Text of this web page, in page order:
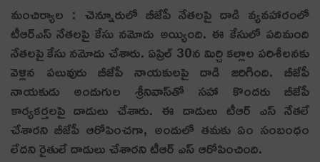
మంచిర్యాల : చెన్నూరులో బీజేపీ నేత‌ల‌పై దాడి వ్య‌వ‌హారంలో
టీఆర్ఎస్ నేత‌ల‌పై కేసు న‌మోదు అయ్యింది. ఈ కేసులో ప‌దిమంది
నేత‌ల‌పై కేసు న‌మోదు చేశారు. ఏప్రిల్ 30న మిర్చి క‌ల్లాల ప‌రిశీల‌న‌కు
వెళ్లిన ప‌లువురు బీజేపీ నాయకుల‌పై దాడి జ‌రిగింది. బీజేపీ
నాయ‌కుడు అందుగుల శ్రీ‌నివాస్‌తో స‌హా కొంద‌రు బీజేపీ
కార్య‌క‌ర్త‌ల‌పై దాడులు చేశారు. ఈ దాడులు టీఆర్ ఎస్ నేత‌లే
చేశార‌ని బీజేపీ ఆరోపించ‌గా, అందులో త‌మ‌కు ఏం సంబంధం
లేద‌ని రైతులే దాడులు చేశార‌ని టీఆర్ ఎస్ ఆరోపించింది.